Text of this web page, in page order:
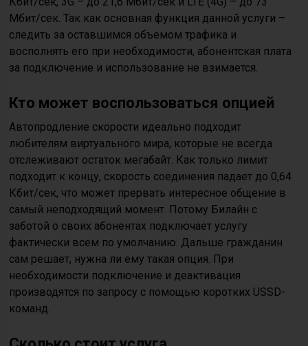
Мбит/сек. Так как основная функция данной услуги –
следить за оставшимся объемом трафика и
восполнять его при необходимости, абонентская плата
за подключение и использование не взимается.
Кто может воспользоваться опцией
Автопродление скорости идеально подходит
любителям виртуального мира, которые не всегда
отслеживают остаток мегабайт. Как только лимит
подходит к концу, скорость соединения падает до 0,64
Кбит/сек, что может прервать интересное общение в
самый неподходящий момент. Потому Билайн с
заботой о своих абонентах подключает услугу
фактически всем по умолчанию. Дальше гражданин
сам решает, нужна ли ему такая опция. При
необходимости подключение и деактивация
производятся по запросу с помощью коротких USSD-
команд.